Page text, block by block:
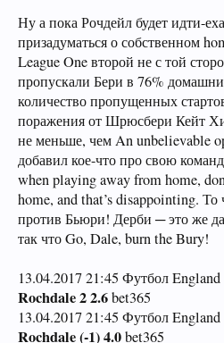
Ну а пока Рочдейл будет идти-
призадуматься о собственном
League One второй не с той
пропускали Бери в 76%
количество пропущенных
поражения от Шрюсбери Кейт
не меньше, чем An unbelievable
добавил кое-что про свою
when playing away from home,
home, and that’s disappointing.
против Бьюри! Дерби ─ это же
так что Go, Dale, burn the Bury!
13.04.2017 21:45 Футбол
Rochdale 2 2.6bet365
13.04.2017 21:45 Футбол
Rochdale (-1) 4.0bet365